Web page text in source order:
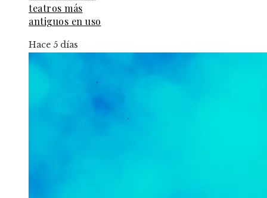
teatros más
antiguos en uso
Hace 5 días